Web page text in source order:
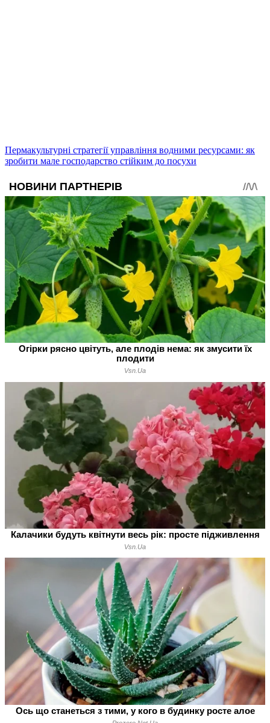
Пермакультурні стратегії управління водними ресурсами: як
зробити мале господарство стійким до посухи